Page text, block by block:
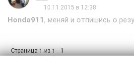
10.11.2015 в 12:38
Honda911, меняй и отпишись о
Страница1из1 1